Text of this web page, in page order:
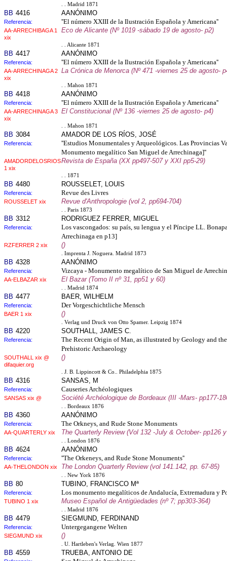
. . Madrid 1871
BB 4416 AANÓNIMO
Referencia: ''El número XXIII de la Ilustración Española y Americana''
AA-ARRECHIBAGA 1 Eco de Alicante (Nº 1019 -sábado 19 de agosto- p2)
xix
. . Alicante 1871
BB 4417 AANÓNIMO
Referencia: ''El número XXIII de la Ilustración Española y Americana''
AA-ARRECHINAGA 2 La Crónica de Menorca (Nº 471 -viernes 25 de agosto-
xix
. . Mahon 1871
BB 4418 AANÓNIMO
Referencia: ''El número XXIII de la Ilustración Española y Americana''
AA-ARRECHINAGA 3 El Constitucional (Nº 136 -viernes 25 de agosto- p4)
xix
. . Mahon 1871
BB 3084 AMADOR DE LOS RÍOS, JOSÉ
Referencia:
''Estudios Monumentales y Arqueológicos. Las Provincias
Monumento megalítico San Miguel de Arrechinaga]''
AMADORDELOSRIOSRevista de España (XX pp497-507 y XXI pp5-29)
1 xix
. . 1871
BB 4480 ROUSSELET, LOUIS
Referencia: Revue des Livres
ROUSSELET xix Revue d'Anthropologie (vol 2, pp694-704)
. . Paris 1873
BB 3312 RODRIGUEZ FERRER, MIGUEL
Referencia:
Los vascongados: su país, su lengua y el Píncipe LL.
Arrechinaga en p13]
RZFERRER 2 xix ()
. Imprenta J. Noguera. Madrid 1873
BB 4328 AANÓNIMO
Referencia: Vizcaya - Monumento megalítico de San Miguel de
AA-ELBAZAR xix El Bazar (Tomo II nº 31, pp51 y 60)
. . Madrid 1874
BB 4477 BAER, WILHELM
Referencia: Der Vorgeschichtliche Mensch
BAER 1 xix ()
. Verlag und Druck von Otto Spamer. Leipzig 1874
BB 4220 SOUTHALL, JAMES C.
Referencia:
The Recent Origin of Man, as illustrated by Geology and
Prehistoric Archaeology
SOUTHALL xix @ ()
difaquier.org
. J. B. Lippincott & Co.. Philadelphia 1875
BB 4316 SANSAS, M
Referencia: Causeries Archéologiques
SANSAS xix @ Société Archéologique de Bordeaux (III -Mars- pp177-
. . Bordeaux 1876
BB 4360 AANÓNIMO
Referencia: The Orkneys, and Rude Stone Monuments
AA-QUARTERLY xix The Quarterly Review (Vol 132 -July & October- pp126
. . London 1876
BB 4624 AANÓNIMO
Referencia: ''The Orkeneys, and Rude Stone Monuments''
AA-THELONDON xix The London Quarterly Review (vol 141.142, pp. 67-85)
. . New York 1876
BB 80 TUBINO, FRANCISCO Mª
Referencia: Los monumento megalíticos de Andalucía, Extremadura y
TUBINO 1 xix Museo Español de Antigüedades (nº 7; pp303-364)
. . Madrid 1876
BB 4479 SIEGMUND, FERDINAND
Referencia: Untergegangene Welten
SIEGMUND xix ()
. U. Hartleben's Verlag. Wien 1877
BB 4559 TRUEBA, ANTONIO DE